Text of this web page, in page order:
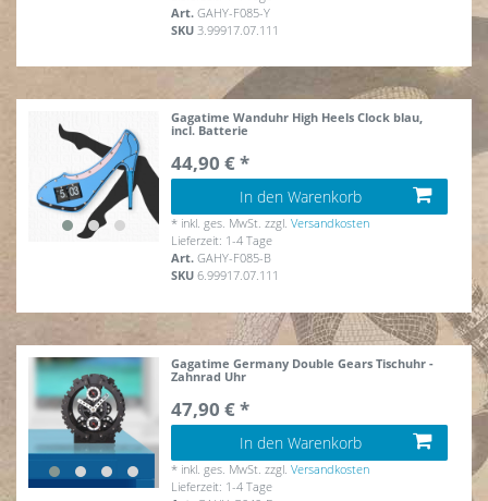
Art.GAHY-F085-Y
SKU3.99917.07.111
Gagatime Wanduhr High Heels Clock blau,
incl. Batterie
44,90 € *
In den Warenkorb
* inkl. ges. MwSt. zzgl.Versandkosten
Lieferzeit: 1-4 Tage
Art.GAHY-F085-B
SKU6.99917.07.111
Gagatime Germany Double Gears Tischuhr -
Zahnrad Uhr
47,90 € *
In den Warenkorb
* inkl. ges. MwSt. zzgl.Versandkosten
Lieferzeit: 1-4 Tage